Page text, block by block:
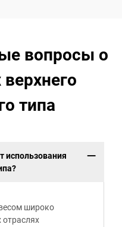
вопросы о
типа
использования
широко
отраслях